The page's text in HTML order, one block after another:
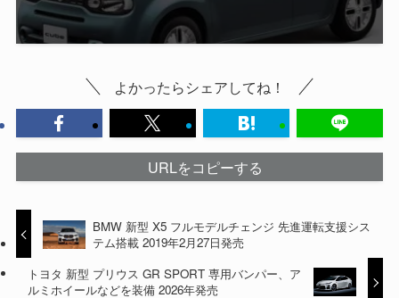
よかったらシェアしてね！
URLをコピーする
BMW 新型 X5 フルモデルチェンジ 先進運転支援シス
テム搭載 2019年2月27日発売
トヨタ 新型 プリウス GR SPORT 専用バンパー、ア
ルミホイールなどを装備 2026年発売